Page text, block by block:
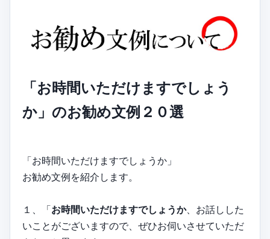
「お時間いただけますでしょう
か」のお勧め文例２０選
「お時間いただけますでしょうか」
お勧め文例を紹介します。
１、「お時間いただけますでしょうか、お話しした
いことがございますので、ぜひお伺いさせていただ